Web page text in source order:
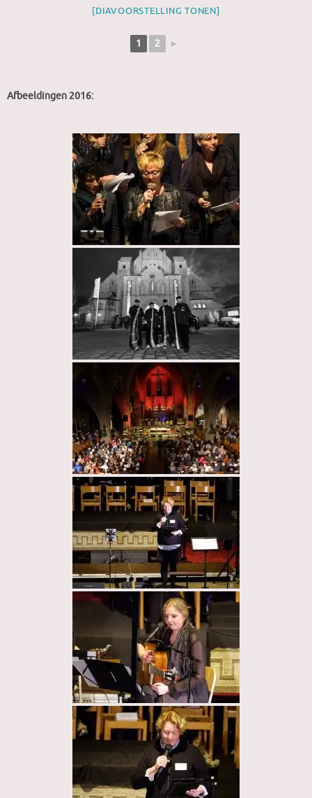
[DIAVOORSTELLING TONEN]
1 2 ►
Afbeeldingen 2016: